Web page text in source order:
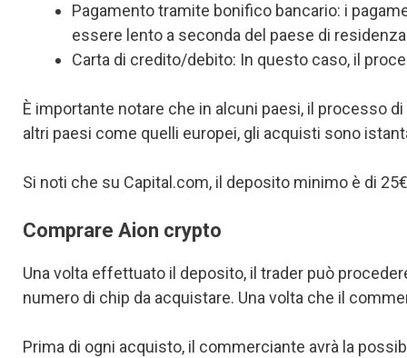
Pagamento tramite bonifico bancario: i
essere lento a seconda del paese di
Carta di credito/debito: In questo caso, il
È importante notare che in alcuni paesi, il processo
altri paesi come quelli europei, gli acquisti sono
Si noti che su Capital.com, il deposito minimo è di
Comprare Aion crypto
Una volta effettuato il deposito, il trader può
numero di chip da acquistare. Una volta che il
Prima di ogni acquisto, il commerciante avrà la